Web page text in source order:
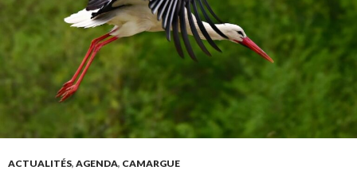
ACTUALITÉS, AGENDA, CAMARGUE